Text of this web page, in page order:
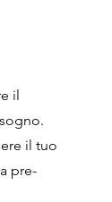
il
il tuo
pre-